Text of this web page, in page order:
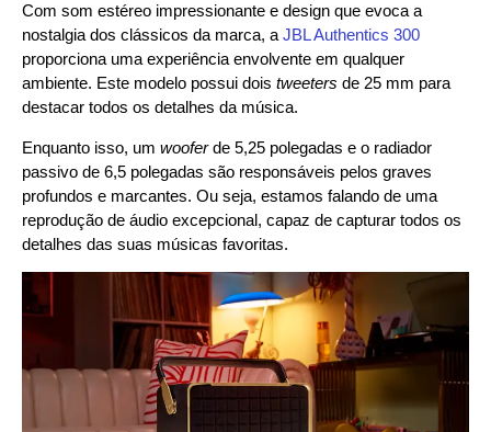
Com som estéreo impressionante e design que evoca a
nostalgia dos clássicos da marca, a JBL Authentics 300
proporciona uma experiência envolvente em qualquer
ambiente. Este modelo possui dois tweeters de 25 mm para
destacar todos os detalhes da música.
Enquanto isso, um wooferde 5,25 polegadas e o radiador
passivo de 6,5 polegadas são responsáveis pelos graves
profundos e marcantes. Ou seja, estamos falando de uma
reprodução de áudio excepcional, capaz de capturar todos os
detalhes das suas músicas favoritas.